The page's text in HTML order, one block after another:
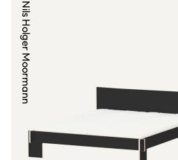
Nils Holger Moormann